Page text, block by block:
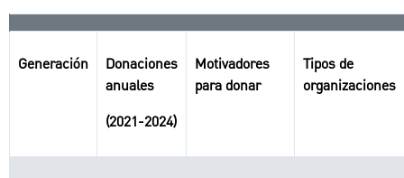
Generación
Donaciones
anuales
(2021-2024)
Motivadores
para donar
Tipos de
organizaciones